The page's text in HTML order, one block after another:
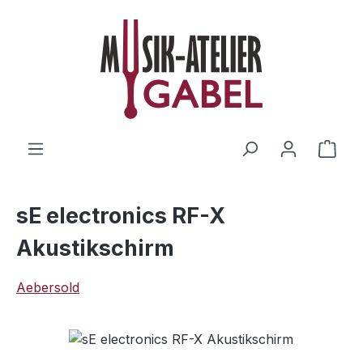
Zum Hauptinhalt springen
sE electronics RF-X
Akustikschirm
Aebersold